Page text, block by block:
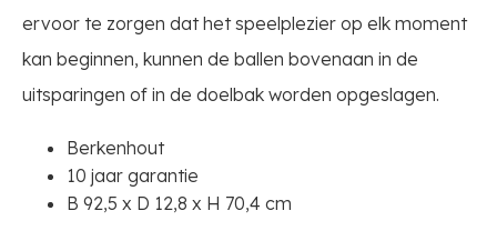
ervoor te zorgen dat het speelplezier op elk moment
kan beginnen, kunnen de ballen bovenaan in de
uitsparingen of in de doelbak worden opgeslagen.
Berkenhout
10 jaar garantie
B 92,5 x D 12,8 x H 70,4 cm